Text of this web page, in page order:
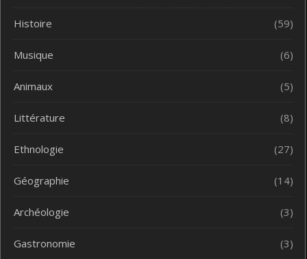
Histoire (59)
Musique (6)
Animaux (5)
Littérature (8)
Ethnologie (27)
Géographie (14)
Archéologie (3)
Gastronomie (3)